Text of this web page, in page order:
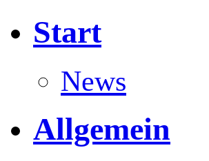
Start
News
Allgemein